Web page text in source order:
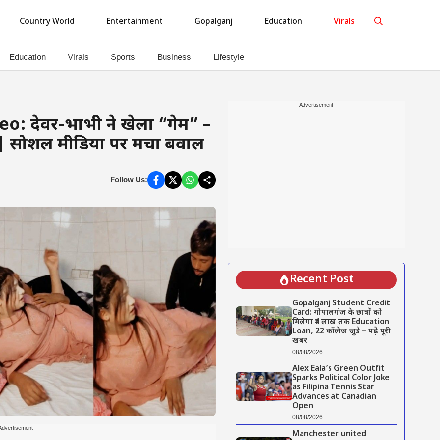
Country World Entertainment Gopalganj Education Virals
Education Virals Sports Business Lifestyle
देवर-भाभी ने खेला “गेम” –
सोशल मीडिया पर मचा बवाल
Follow Us:
---Advertisement---
Recent Post
Gopalganj Student Credit
Card: गोपालगंज के छात्रों को
मिलेगा ₹4 लाख तक Education
Loan, 22 कॉलेज जुड़े – पढ़े पूरी
खबर
08/08/2026
Alex Eala’s Green Outfit
Sparks Political Color Joke
as Filipina Tennis Star
Advances at Canadian
Open
08/08/2026
Manchester united